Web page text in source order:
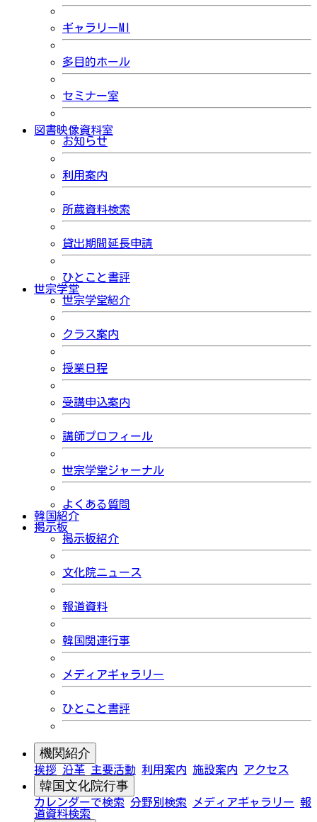
ギャラリーMI
多目的ホール
セミナー室
図書映像資料室
お知らせ
利用案内
所蔵資料検索
貸出期間延長申請
ひとこと書評
世宗学堂
世宗学堂紹介
クラス案内
授業日程
受講申込案内
講師プロフィール
世宗学堂ジャーナル
よくある質問
韓国紹介
掲示板
掲示板紹介
文化院ニュース
報道資料
韓国関連行事
メディアギャラリー
ひとこと書評
機関紹介
挨拶 沿革 主要活動 利用案内 施設案内 アクセス
韓国文化院行事
カレンダーで検索 分野別検索 メディアギャラリー 報
道資料検索